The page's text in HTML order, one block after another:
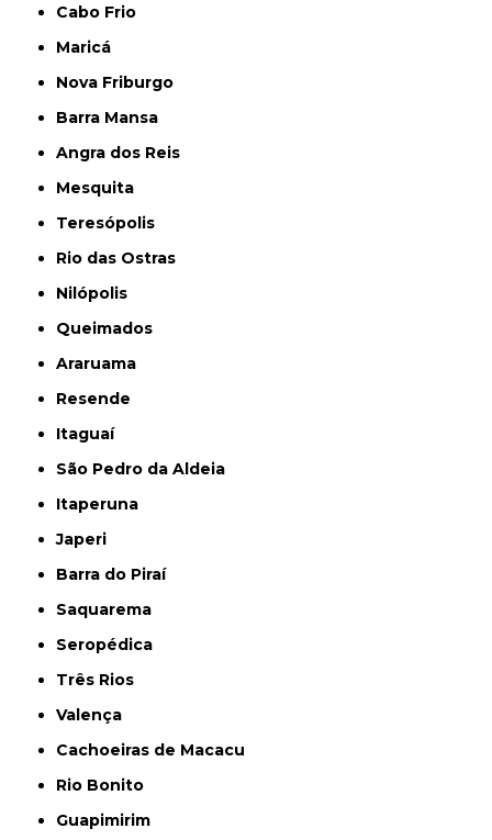
Cabo Frio
Maricá
Nova Friburgo
Barra Mansa
Angra dos Reis
Mesquita
Teresópolis
Rio das Ostras
Nilópolis
Queimados
Araruama
Resende
Itaguaí
São Pedro da Aldeia
Itaperuna
Japeri
Barra do Piraí
Saquarema
Seropédica
Três Rios
Valença
Cachoeiras de Macacu
Rio Bonito
Guapimirim